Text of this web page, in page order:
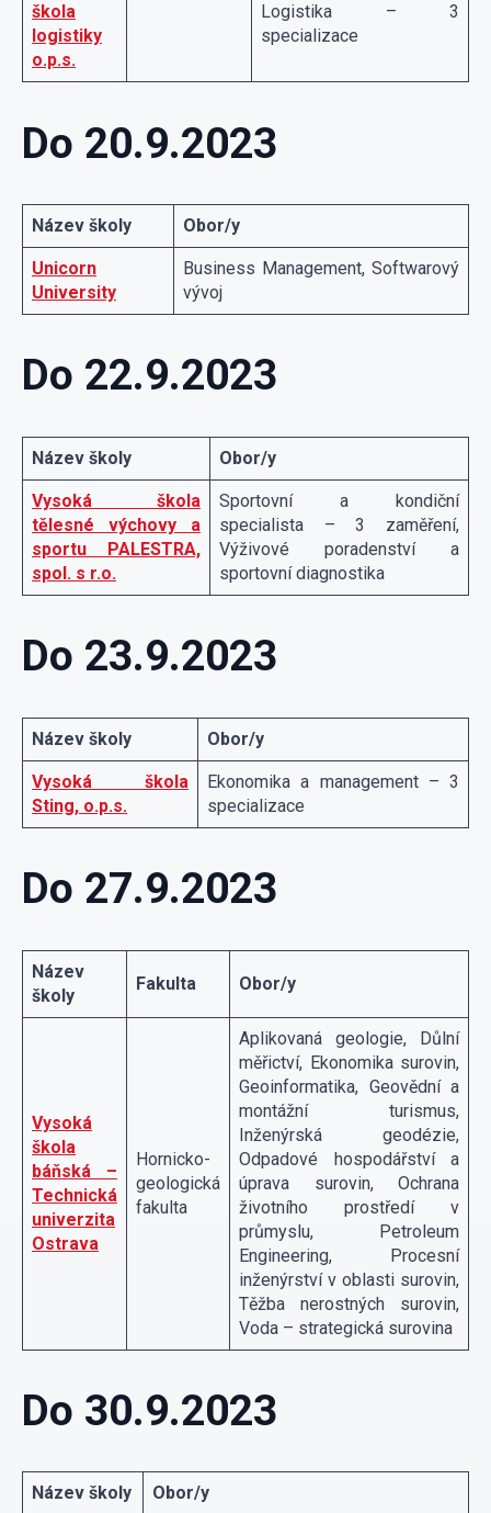
škola
logistiky
o.p.s.
Logistika – 3
specializace
Do 20.9.2023
Název školy Obor/y
Unicorn
University
Business Management, Softwarový
vývoj
Do 22.9.2023
Název školy Obor/y
Vysoká škola
tělesné výchovy a
sportu PALESTRA,
spol. s r.o.
Sportovní a kondiční
specialista – 3 zaměření,
Výživové poradenství a
sportovní diagnostika
Do 23.9.2023
Název školy Obor/y
Vysoká škola
Sting, o.p.s.
Ekonomika a management – 3
specializace
Do 27.9.2023
Název
školy
Fakulta Obor/y
Vysoká
škola
báňská –
Technická
univerzita
Ostrava
Hornicko-
geologická
fakulta
Aplikovaná geologie, Důlní
měřictví, Ekonomika surovin,
Geoinformatika, Geovědní a
montážní turismus,
Inženýrská geodézie,
Odpadové hospodářství a
úprava surovin, Ochrana
životního prostředí v
průmyslu, Petroleum
Engineering, Procesní
inženýrství v oblasti surovin,
Těžba nerostných surovin,
Voda – strategická surovina
Do 30.9.2023
Název školy Obor/y